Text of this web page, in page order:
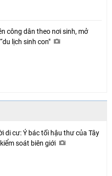
công dân theo nơi sinh, mở
lịch sinh con"
di cư: Ý bác tối hậu thư của Tây
soát biên giới